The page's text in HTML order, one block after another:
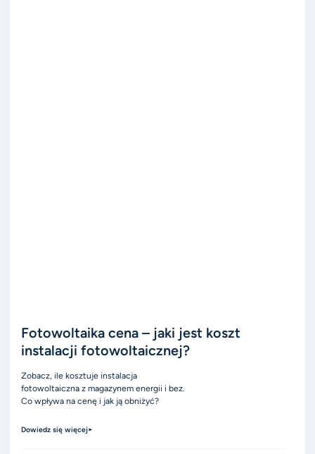
Fotowoltaika cena – jaki jest koszt
instalacji fotowoltaicznej?
Zobacz, ile kosztuje instalacja
fotowoltaiczna z magazynem energii i bez.
Co wpływa na cenę i jak ją obniżyć?
Dowiedz się więcej